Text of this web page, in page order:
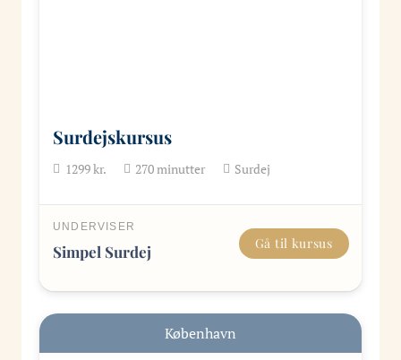
Surdejskursus
1299kr. 270minutter Surdej
UNDERVISER
Simpel Surdej Gå til kursus
København